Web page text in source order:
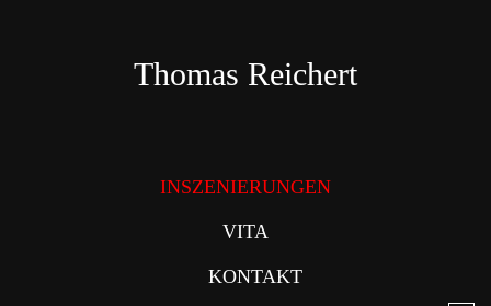
Thomas Reichert
INSZENIERUNGEN
VITA
KONTAKT